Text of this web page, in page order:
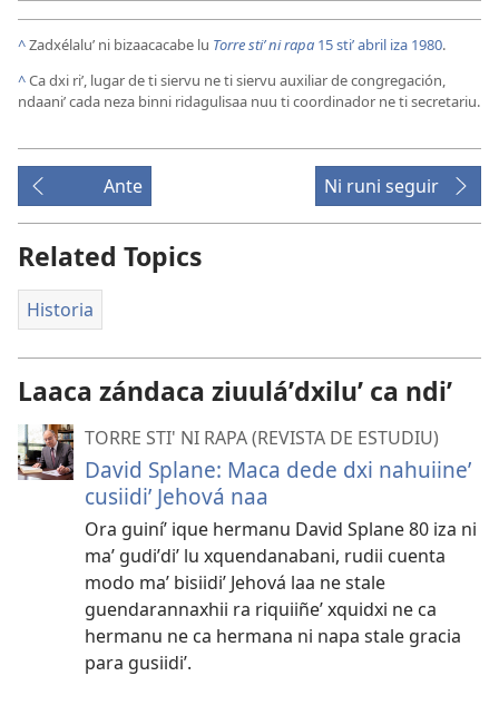
^Zadxélaluʼ ni bizaacacabe lu Torre stiʼ ni rapa 15 stiʼ abril iza 1980.
^Ca dxi riʼ, lugar de ti siervu ne ti siervu auxiliar de congregación,
ndaaniʼ cada neza binni ridagulisaa nuu ti coordinador ne ti secretariu.
Ante Ni runi seguir
Related Topics
Historia
Laaca zándaca ziuuláʼdxiluʼ ca ndiʼ
TORRE STI' NI RAPA (REVISTA DE ESTUDIU)
David Splane: Maca dede dxi nahuiineʼ
cusiidiʼ Jehová naa
Ora guiníʼ ique hermanu David Splane 80 iza ni
maʼ gudiʼdiʼ lu xquendanabani, rudii cuenta
modo maʼ bisiidiʼ Jehová laa ne stale
guendarannaxhii ra riquiiñeʼ xquidxi ne ca
hermanu ne ca hermana ni napa stale gracia
para gusiidiʼ.